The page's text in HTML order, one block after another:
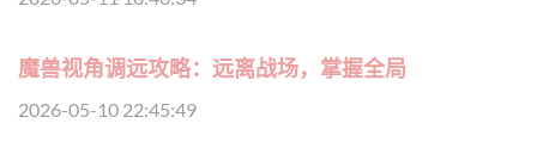
魔兽视角调远攻略：远离战场，掌握全局
2026-05-10 22:45:49